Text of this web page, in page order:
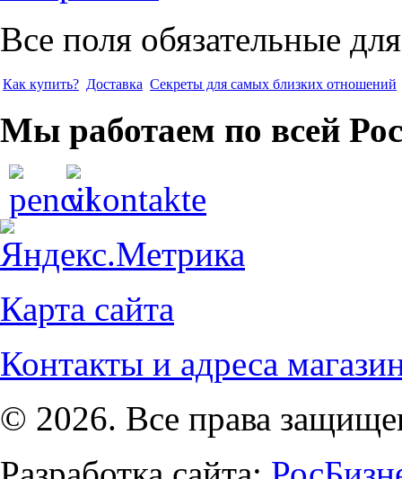
Все поля обязательные
Как купить? Доставка Секреты для самых близких отношений
Мы работаем по всей
Карта сайта
Контакты и адреса
© 2026. Все права